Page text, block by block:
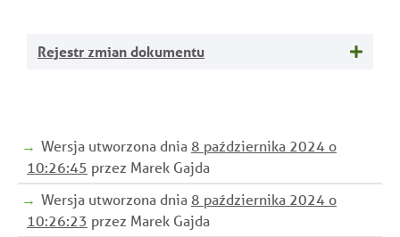
Rejestr zmian dokumentu
Wersja utworzona dnia 8 października 2024 o
10:26:45 przez Marek Gajda
Wersja utworzona dnia 8 października 2024 o
10:26:23 przez Marek Gajda